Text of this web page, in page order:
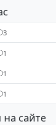
3
1
1
1
сайте